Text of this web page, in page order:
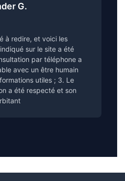
G.
à redire, et voici les
sur le site a été
par téléphone a
avec un être humain
utiles ; 3. Le
a été respecté et son